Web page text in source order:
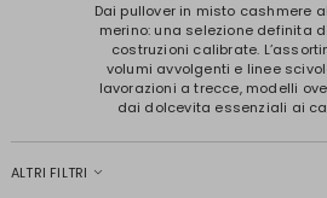
Dai pullover in misto cashmere
merino: una selezione definita
costruzioni calibrate.
volumi avvolgenti e linee
lavorazioni a trecce, modelli
dai dolcevita essenziali ai
ALTRI FILTRI